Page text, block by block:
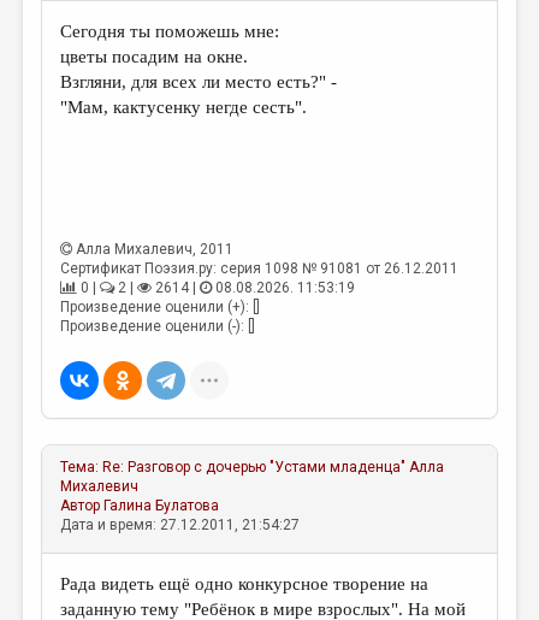
ПРАВИЛА САЙТА
ОТДЕЛЫ И РУБРИКИ
ПЕРЕВОДЫ
КОНКУРСЫ
КНИЖНАЯ ПОЛКА
ОБЗОР ЛИТЕРАТУРЫ
СТРАНИЦЫ ПАМЯТИ
ОБЪЯВЛЕНИЯ
КОЛОНКА РЕДАКТОРА
РЕДКОЛЛЕГИЯ
Сегодня ты поможешь мне:
цветы посадим на окне.
Взгляни, для всех ли место есть?" -
"Мам, кактусенку негде сесть".
Алла Михалевич, 2011
Сертификат Поэзия.ру: серия 1098 № 91081 от 26.12.2011
0 |
2 | 2614 |
08.08.2026. 11:53:19
Произведение оценили (+): []
Произведение оценили (-): []
Тема: Re: Разговор с дочерью "Устами младенца" Алла
Михалевич
Автор Галина Булатова
Дата и время: 27.12.2011, 21:54:27
Рада видеть ещё одно конкурсное творение на
заданную тему "Ребёнок в мире взрослых". На мой